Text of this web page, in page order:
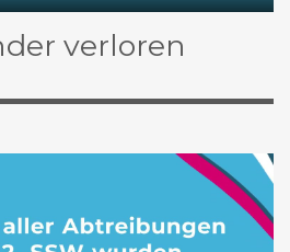
Ton
ausschalten
verloren